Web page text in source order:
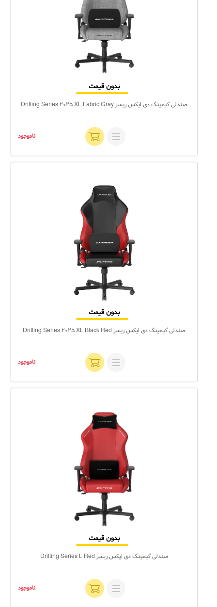
بدون قیمت
صندلی گیمینگ دی ایکس ریسر Drifting Series 2025 XL Fabric Gray
ناموجود
بدون قیمت
صندلی گیمینگ دی ایکس ریسر Drifting Series 2025 XL Black Red
ناموجود
بدون قیمت
صندلی گیمینگ دی ایکس ریسر Drifting Series L Red
ناموجود